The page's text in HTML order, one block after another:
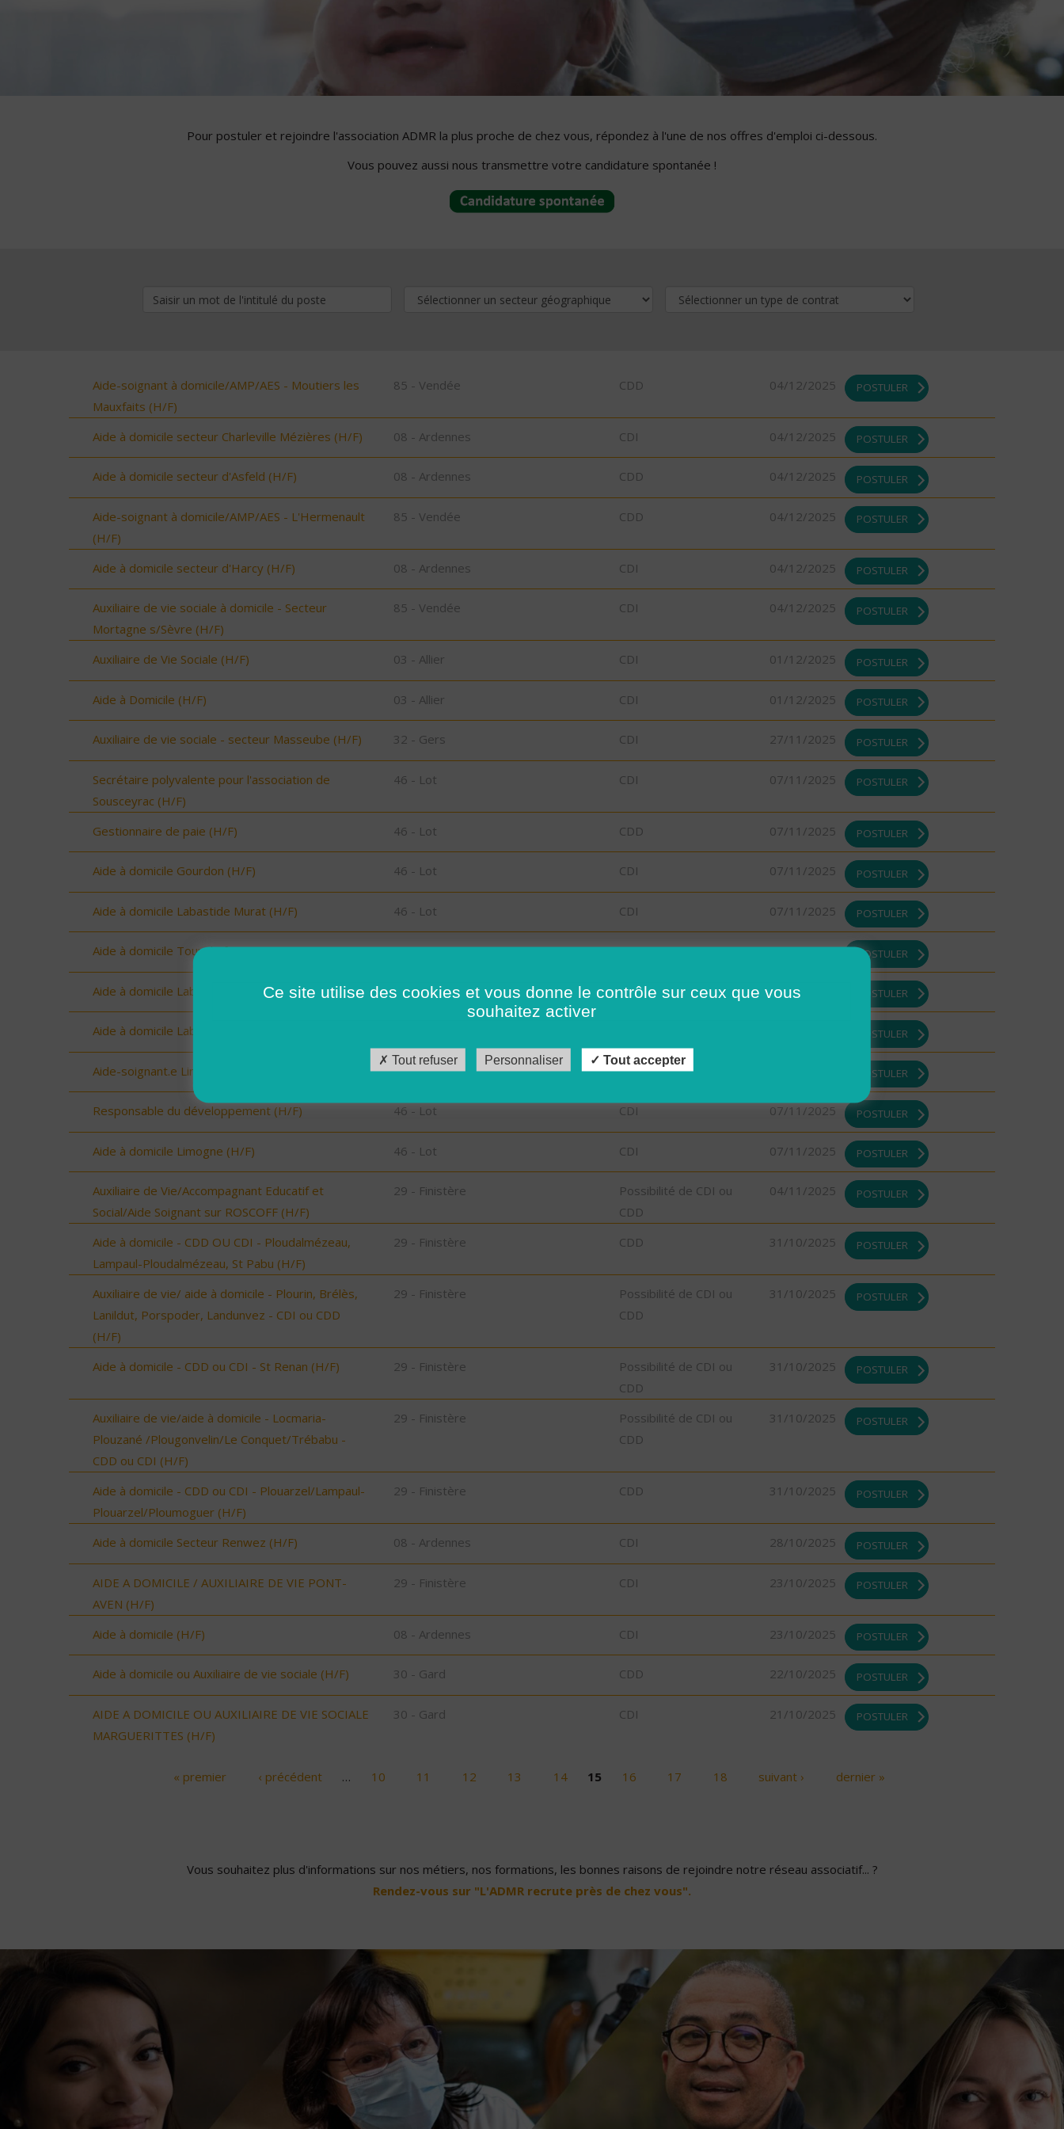
Pour postuler et rejoindre l'association ADMR la plus proche de chez vous, répondez à l'une de nos offres d'emploi ci-dessous.
Vous pouvez aussi nous transmettre votre candidature spontanée !
Aide-soignant à domicile/AMP/AES - Moutiers les
Mauxfaits (H/F)
85 - Vendée CDD 04/12/2025 POSTULER
Aide à domicile secteur Charleville Mézières (H/F) 08 - Ardennes CDI 04/12/2025 POSTULER
Aide à domicile secteur d'Asfeld (H/F) 08 - Ardennes CDD 04/12/2025 POSTULER
Aide-soignant à domicile/AMP/AES - L'Hermenault
(H/F)
85 - Vendée CDD 04/12/2025 POSTULER
Aide à domicile secteur d'Harcy (H/F) 08 - Ardennes CDI 04/12/2025 POSTULER
Auxiliaire de vie sociale à domicile - Secteur
Mortagne s/Sèvre (H/F)
85 - Vendée CDI 04/12/2025 POSTULER
Auxiliaire de Vie Sociale (H/F) 03 - Allier CDI 01/12/2025 POSTULER
Aide à Domicile (H/F) 03 - Allier CDI 01/12/2025 POSTULER
Auxiliaire de vie sociale - secteur Masseube (H/F) 32 - Gers CDI 27/11/2025 POSTULER
Secrétaire polyvalente pour l'association de
Sousceyrac (H/F)
46 - Lot CDI 07/11/2025 POSTULER
Gestionnaire de paie (H/F) 46 - Lot CDD 07/11/2025 POSTULER
Aide à domicile Gourdon (H/F) 46 - Lot CDI 07/11/2025 POSTULER
Aide à domicile Labastide Murat (H/F) 46 - Lot CDI 07/11/2025 POSTULER
Aide à domicile Tour de faure (H/F) 46 - Lot CDI 07/11/2025 POSTULER
Aide à domicile Labastide Murat (H/F) 46 - Lot CDI 07/11/2025 POSTULER
Aide à domicile Labastide Murat (H/F) POSTULER
Aide-soignant.e Limogne en Quercy (H/F) 46 - Lot CDD POSTULER
Responsable du développement (H/F) 46 - Lot CDI 07/11/2025 POSTULER
Aide à domicile Limogne (H/F) 46 - Lot CDI 07/11/2025 POSTULER
Auxiliaire de Vie/Accompagnant Educatif et
Social/Aide Soignant sur ROSCOFF (H/F)
29 - Finistère
Possibilité de CDI ou
CDD
04/11/2025 POSTULER
Aide à domicile - CDD OU CDI - Ploudalmézeau,
Lampaul-Ploudalmézeau, St Pabu (H/F)
29 - Finistère CDD 31/10/2025 POSTULER
Auxiliaire de vie/ aide à domicile - Plourin, Brélès,
Lanildut, Porspoder, Landunvez - CDI ou CDD
(H/F)
29 - Finistère
Possibilité de CDI ou
CDD
31/10/2025 POSTULER
Aide à domicile - CDD ou CDI - St Renan (H/F) 29 - Finistère
Possibilité de CDI ou
CDD
31/10/2025 POSTULER
Auxiliaire de vie/aide à domicile - Locmaria-
Plouzané /Plougonvelin/Le Conquet/Trébabu -
CDD ou CDI (H/F)
29 - Finistère
Possibilité de CDI ou
CDD
31/10/2025 POSTULER
Aide à domicile - CDD ou CDI - Plouarzel/Lampaul-
Plouarzel/Ploumoguer (H/F)
29 - Finistère CDD 31/10/2025 POSTULER
Aide à domicile Secteur Renwez (H/F) 08 - Ardennes CDI 28/10/2025 POSTULER
AIDE A DOMICILE / AUXILIAIRE DE VIE PONT-
AVEN (H/F)
29 - Finistère CDI 23/10/2025 POSTULER
Aide à domicile (H/F) 08 - Ardennes CDI 23/10/2025 POSTULER
Aide à domicile ou Auxiliaire de vie sociale (H/F) 30 - Gard CDD 22/10/2025 POSTULER
AIDE A DOMICILE OU AUXILIAIRE DE VIE SOCIALE
MARGUERITTES (H/F)
30 - Gard CDI 21/10/2025 POSTULER
« premier ‹ précédent … 10 11 12 13 14 15 16 17 18 suivant › dernier »
Vous souhaitez plus d'informations sur nos métiers, nos formations, les bonnes raisons de rejoindre notre réseau associatif... ?
Rendez-vous sur "L'ADMR recrute près de chez vous".
Ce site utilise des cookies et vous donne le contrôle sur ceux que vous
souhaitez activer
Tout refuser Personnaliser Tout accepter